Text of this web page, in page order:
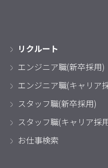
リクルート
エンジニア職(新卒採用)
エンジニア職(キャリア
スタッフ職(新卒採用)
スタッフ職(キャリア採
お仕事検索